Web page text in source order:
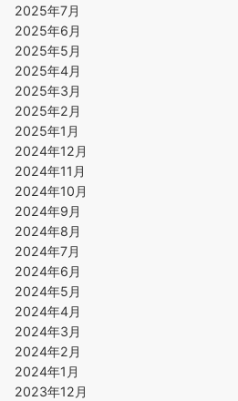
2025年7月
2025年6月
2025年5月
2025年4月
2025年3月
2025年2月
2025年1月
2024年12月
2024年11月
2024年10月
2024年9月
2024年8月
2024年7月
2024年6月
2024年5月
2024年4月
2024年3月
2024年2月
2024年1月
2023年12月